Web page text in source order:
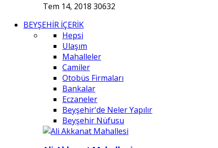
Tem 14, 2018 30632
BEYŞEHİR İÇERİK
Hepsi
Ulaşım
Mahalleler
Camiler
Otobüs Firmaları
Bankalar
Eczaneler
Beyşehir'de Neler Yapılır
Beyşehir Nüfusu